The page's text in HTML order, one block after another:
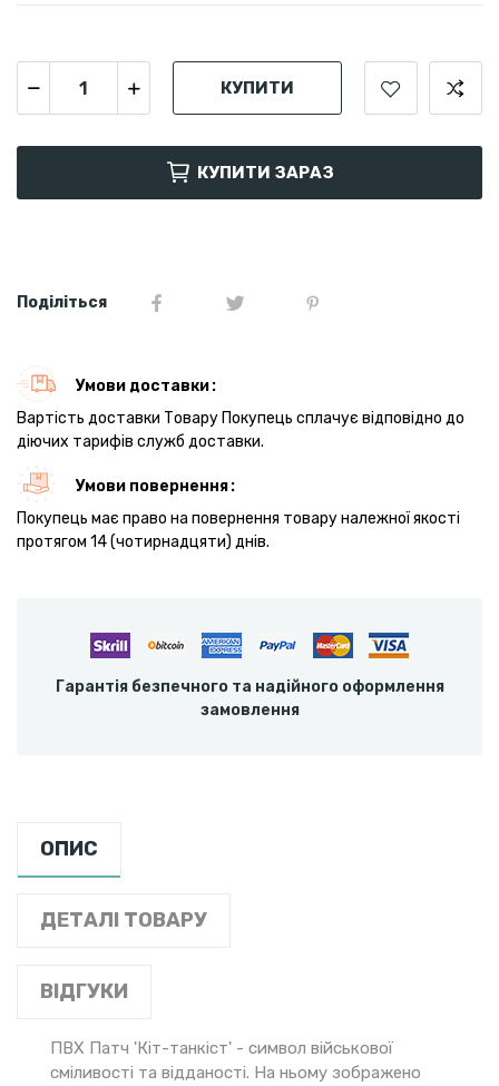
КУПИТИ
КУПИТИ ЗАРАЗ
Поділіться
Умови доставки
Вартість доставки Товару Покупець сплачує відповідно до
діючих тарифів служб доставки.
Умови повернення
Покупець має право на повернення товару належної якості
протягом 14 (чотирнадцяти) днів.
Гарантія безпечного та надійного оформлення
замовлення
ОПИС
ДЕТАЛІ ТОВАРУ
ВІДГУКИ
ПВХ Патч 'Кіт-танкіст' - символ військової
сміливості та відданості. На ньому зображено